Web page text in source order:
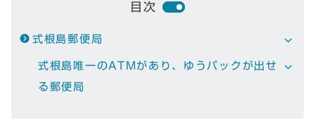
目次
式根島郵便局
式根島唯一のATMがあり、ゆうパックが出せ
る郵便局